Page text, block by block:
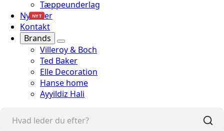
Tæppeunderlag
Nyheder
NYT
Kontakt
Brands
Villeroy & Boch
Ted Baker
Elle Decoration
Hanse home
Ayyildiz Hali